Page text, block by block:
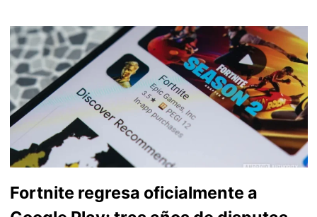
Fortnite regresa oficialmente a